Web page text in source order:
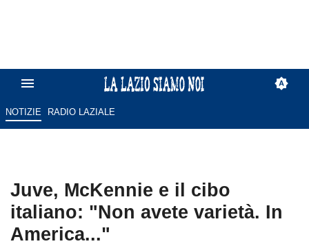
NOTIZIE RADIO LAZIALE
Juve, McKennie e il cibo
italiano: "Non avete varietà. In
America..."